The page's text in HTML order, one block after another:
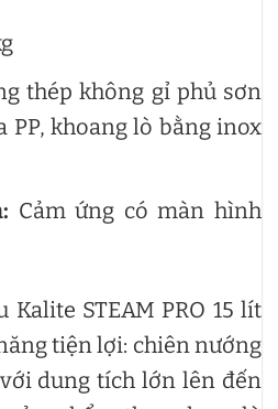
thép không gỉ phủ sơn
PP, khoang lò bằng inox
Cảm ứng có màn hình
STEAM PRO 15 lít
tiện lợi: chiên nướng
dung tích lớn lên đến